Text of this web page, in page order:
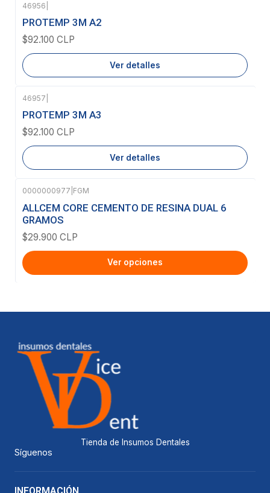
Agotado
46956
PROTEMP 3M A2
$92.100 CLP
Ver detalles
Agotado
46957
PROTEMP 3M A3
$92.100 CLP
Ver detalles
0000000977 FGM
ALLCEM CORE CEMENTO DE RESINA DUAL 6
GRAMOS
$29.900 CLP
Ver opciones
Tienda de Insumos Dentales
Síguenos